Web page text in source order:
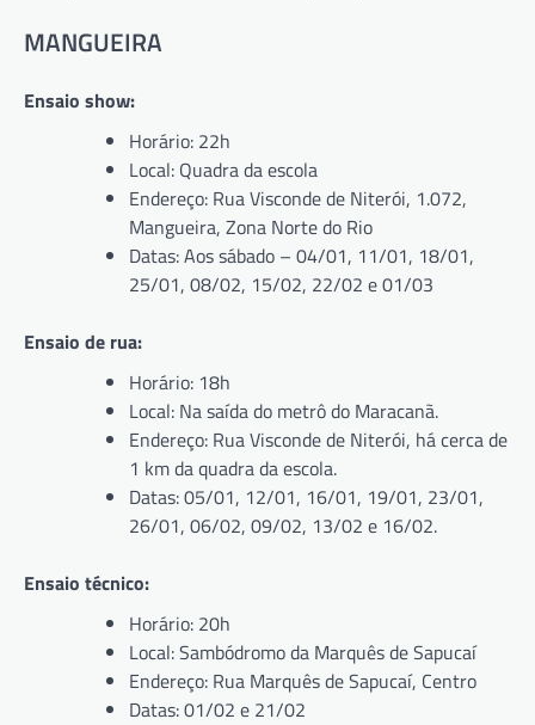
MANGUEIRA
Ensaio show:
Horário: 22h
Local: Quadra da escola
Endereço: Rua Visconde de Niterói, 1.072,
Mangueira, Zona Norte do Rio
Datas: Aos sábado – 04/01, 11/01, 18/01,
25/01, 08/02, 15/02, 22/02 e 01/03
Ensaio de rua:
Horário: 18h
Local: Na saída do metrô do Maracanã.
Endereço: Rua Visconde de Niterói, há cerca de
1 km da quadra da escola.
Datas: 05/01, 12/01, 16/01, 19/01, 23/01,
26/01, 06/02, 09/02, 13/02 e 16/02.
Ensaio técnico:
Horário: 20h
Local: Sambódromo da Marquês de Sapucaí
Endereço: Rua Marquês de Sapucaí, Centro
Datas: 01/02 e 21/02